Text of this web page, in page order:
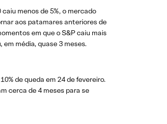
caiu menos de 5%, o mercado
aos patamares anteriores de
em que o S&P caiu mais
média, quase 3 meses.
de queda em 24 de fevereiro.
cerca de 4 meses para se